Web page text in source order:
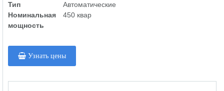
Тип
Автоматические
Номинальная
мощность
450 квар
Узнать цены